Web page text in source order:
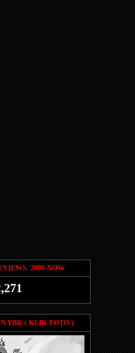
2008-NOW
YBK ( KLIK FOTO )